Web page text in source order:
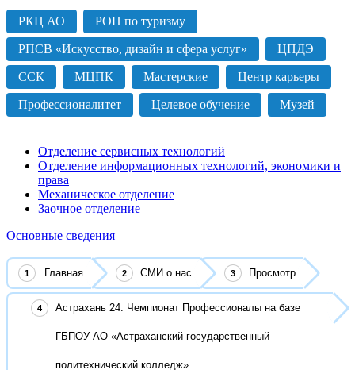
РКЦ АО РОП по туризму
РПСВ «Искусство, дизайн и сфера услуг» ЦПДЭ
ССК МЦПК Мастерские Центр карьеры
Профессионалитет Целевое обучение Музей
Отделение сервисных технологий
Отделение информационных технологий, экономики и
права
Механическое отделение
Заочное отделение
Основные сведения
Главная СМИ о нас Просмотр
Астрахань 24: Чемпионат Профессионалы на базе
ГБПОУ АО «Астраханский государственный
политехнический колледж»